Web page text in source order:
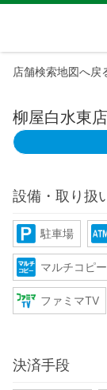
店舗検索地図へ戻
柳屋白水東店
設備・取り扱
駐車場
マルチコピー
ファミマTV
決済手段